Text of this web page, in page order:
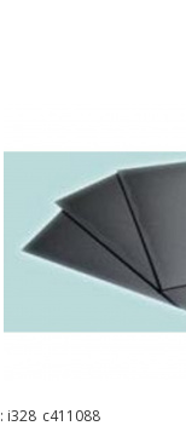
i328_c411088